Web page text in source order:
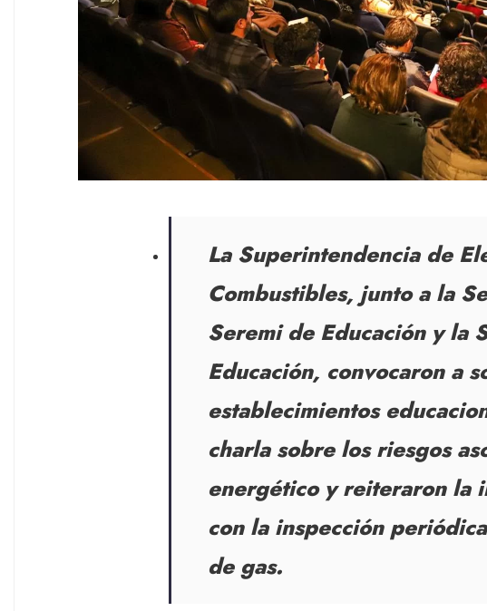
La Superintendencia de
Combustibles, junto a la
Seremi de Educación y la
Educación, convocaron a
establecimientos
charla sobre los riesgos
energético y reiteraron la
con la inspección
de gas.